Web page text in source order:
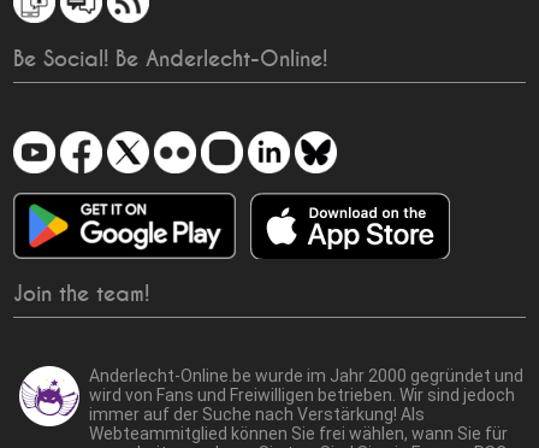
Be Social! Be Anderlecht-Online!
Join the team!
Anderlecht-Online.be wurde im Jahr 2000 gegründet und
wird von Fans und Freiwilligen betrieben. Wir sind jedoch
immer auf der Suche nach Verstärkung! Als
Webteammitglied können Sie frei wählen, wann Sie für